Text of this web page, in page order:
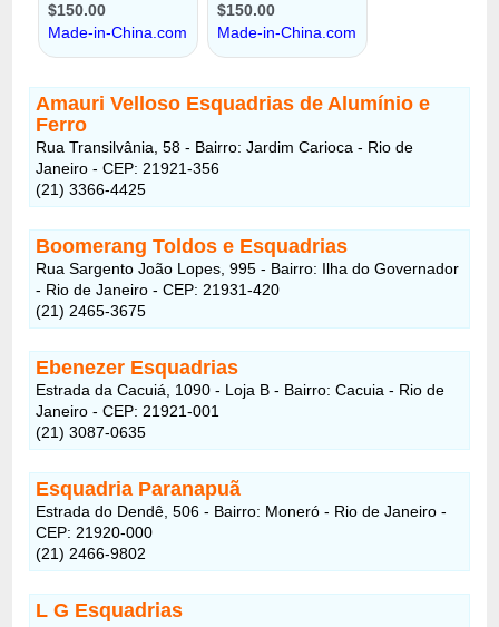
Amauri Velloso Esquadrias de Alumínio e
Ferro
Rua Transilvânia, 58 - Bairro: Jardim Carioca - Rio de
Janeiro - CEP: 21921-356
(21) 3366-4425
Boomerang Toldos e Esquadrias
Rua Sargento João Lopes, 995 - Bairro: Ilha do Governador
- Rio de Janeiro - CEP: 21931-420
(21) 2465-3675
Ebenezer Esquadrias
Estrada da Cacuiá, 1090 - Loja B - Bairro: Cacuia - Rio de
Janeiro - CEP: 21921-001
(21) 3087-0635
Esquadria Paranapuã
Estrada do Dendê, 506 - Bairro: Moneró - Rio de Janeiro -
CEP: 21920-000
(21) 2466-9802
L G Esquadrias